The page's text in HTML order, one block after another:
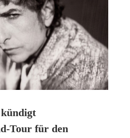
Tour für den